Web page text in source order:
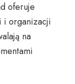
oferuje
i organizacji
na